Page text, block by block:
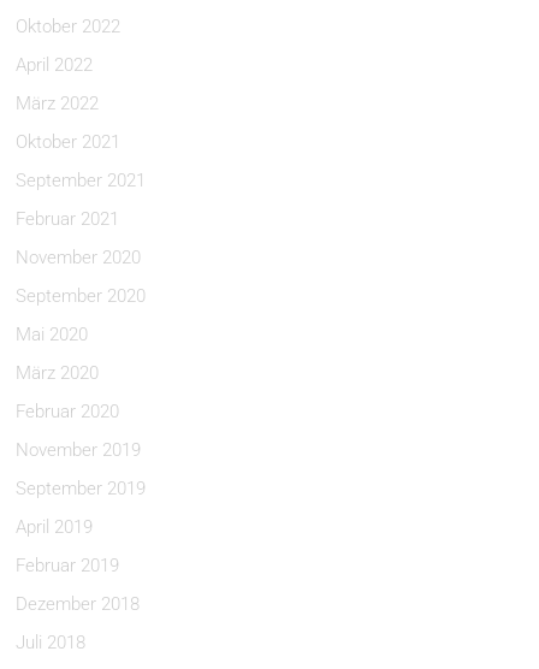
Oktober 2022
April 2022
März 2022
Oktober 2021
September 2021
Februar 2021
November 2020
September 2020
Mai 2020
März 2020
Februar 2020
November 2019
September 2019
April 2019
Februar 2019
Dezember 2018
Juli 2018